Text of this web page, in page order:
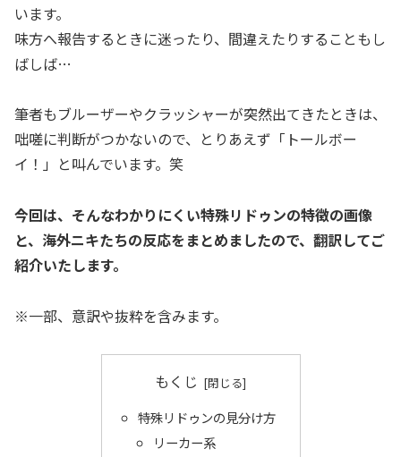
います。
味方へ報告するときに迷ったり、間違えたりすることもし
ばしば…
筆者もブルーザーやクラッシャーが突然出てきたときは、
咄嗟に判断がつかないので、とりあえず「トールボー
イ！」と叫んでいます。笑
今回は、そんなわかりにくい特殊リドゥンの特徴の画像
と、海外ニキたちの反応をまとめましたので、翻訳してご
紹介いたします。
※一部、意訳や抜粋を含みます。
もくじ
特殊リドゥンの見分け方
リーカー系